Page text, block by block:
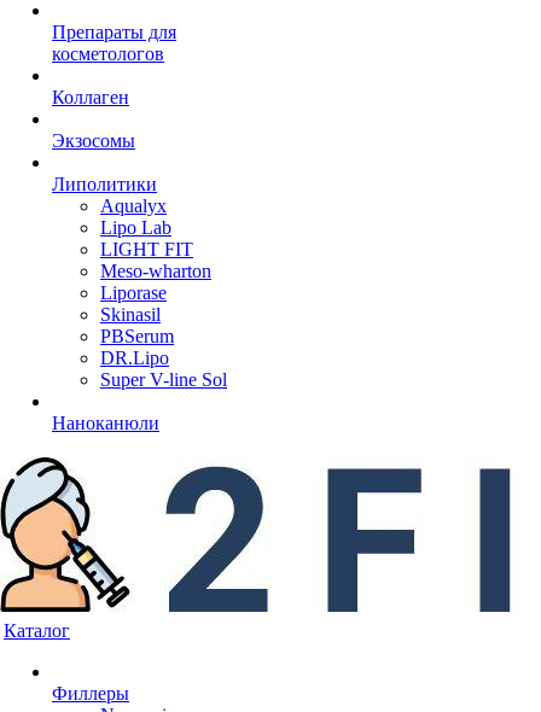
Препараты для
косметологов
Коллаген
Экзосомы
Липолитики
Aqualyx
Lipo Lab
LIGHT FIT
Meso-wharton
Liporase
Skinasil
PBSerum
DR.Lipo
Super V-line Sol
Наноканюли
Каталог
Филлеры